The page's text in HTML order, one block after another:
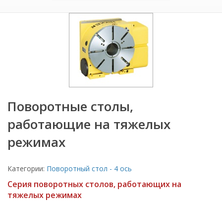
Поворотные столы,
работающие на тяжелых
режимах
Категории: Поворотный стол - 4 ось
Серия поворотных столов, работающих на
тяжелых режимах